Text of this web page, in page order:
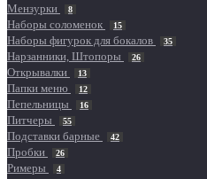
Мензурки 8
Наборы соломенок 15
Наборы фигурок для бокалов 35
Нарзанники, Штопоры 26
Открывалки 13
Папки меню 12
Пепельницы 16
Питчеры 55
Подставки барные 42
Пробки 26
Римеры 4